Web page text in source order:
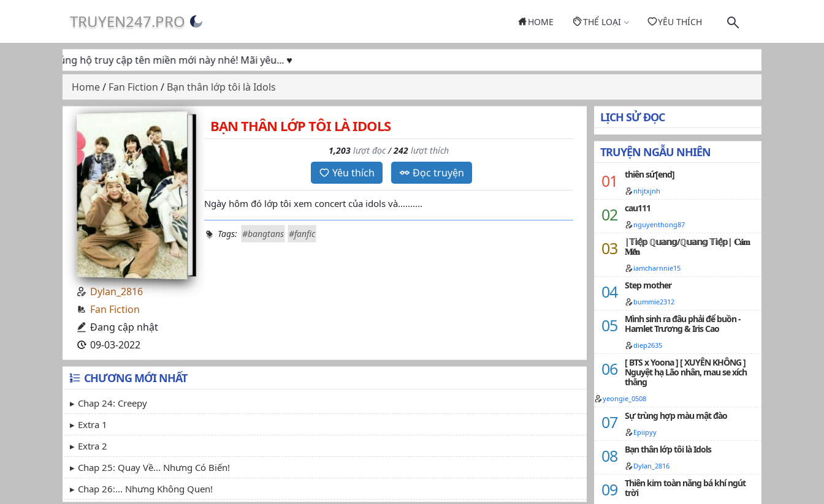
TRUYEN247.PRO HOME THỂ LOẠI YÊU THÍCH
tục ủng hộ truy cập tên miền mới này nhé! Mãi yêu... ♥
Home/ Fan Fiction / Bạn thân lớp tôi là Idols
Dylan_2816
Fan Fiction
Đang cập nhật
09-03-2022
BẠN THÂN LỚP TÔI LÀ IDOLS
1,203 lượt đọc/242 lượt thích
Yêu thích Đọc truyện
Ngày hôm đó lớp tôi xem concert của idols và..........
Tags: #bangtans #fanfic
CHƯƠNG MỚI NHẤT
Chap 24: Creepy
Extra 1
Extra 2
Chap 25: Quay Về... Nhưng Có Biến!
Chap 26:... Nhưng Không Quen!
LỊCH SỬ ĐỌC
TRUYỆN NGẪU NHIÊN
thiên sứ[end]
nhjtxjnh
cau111
nguyenthong87
|𝕋𝕚𝕖̣̂𝕡 ℚ𝕦𝕒𝕟𝕘/ℚ𝕦𝕒𝕟𝕘 𝕋𝕚𝕖̣̂𝕡| 𝐂𝐚̉𝐦
𝐌𝐞̂́𝐧
iamcharnnie15
Step mother
bummie2312
Mình sinh ra đâu phải để buồn -
Hamlet Trương & Iris Cao
diep2635
[ BTS x Yoona ] [ XUYÊN KHÔNG ]
Nguyệt hạ Lão nhân, mau se xích
thằng
yeongie_0508
Sự trùng hợp màu mật đào
Epiipyy
Bạn thân lớp tôi là Idols
Dylan_2816
Thiên kim toàn năng bá khí ngút
trời